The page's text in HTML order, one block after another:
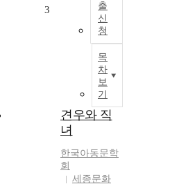
출
신
청
목
차
보
기
3
견우와 직
녀
한국아동문학
회
세종문화